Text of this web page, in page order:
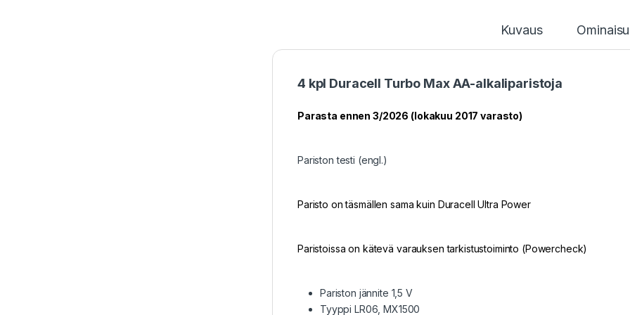
Kuvaus
4 kpl Duracell Turbo Max AA-alkaliparistoja
Parasta ennen 3/2026 (lokakuu 2017 varasto)
Pariston testi (engl.)
Paristo on täsmällen sama kuin Duracell Ultra Power
Paristoissa on kätevä varauksen tarkistustoiminto (Powercheck)
Pariston jännite 1,5 V
Tyyppi LR06, MX1500